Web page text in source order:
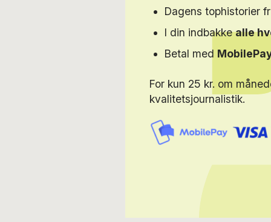
Dagens tophistorier
I din indbakkealle
Betal med
For kun 25 kr. om
kvalitetsjournalistik.